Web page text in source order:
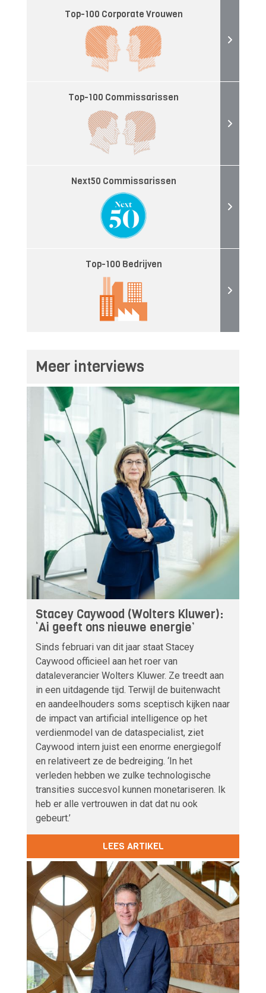
Top-100 Corporate Vrouwen
Top-100 Commissarissen
Next50 Commissarissen
Top-100 Bedrijven
Meer interviews
Stacey Caywood (Wolters Kluwer):
‘Ai geeft ons nieuwe energie’
Sinds februari van dit jaar staat Stacey
Caywood officieel aan het roer van
dataleverancier Wolters Kluwer. Ze treedt aan
in een uitdagende tijd. Terwijl de buitenwacht
en aandeelhouders soms sceptisch kijken naar
de impact van artificial intelligence op het
verdienmodel van de dataspecialist, ziet
Caywood intern juist een enorme energiegolf
en relativeert ze de bedreiging. ‘In het
verleden hebben we zulke technologische
transities succesvol kunnen monetariseren. Ik
heb er alle vertrouwen in dat dat nu ook
gebeurt.’
LEES ARTIKEL